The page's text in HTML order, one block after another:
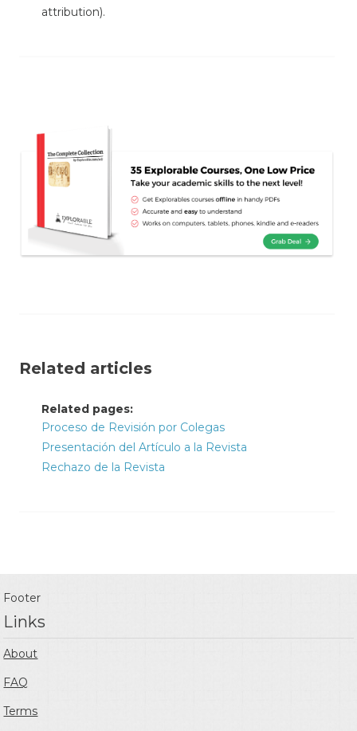
attribution).
Related articles
Related pages:
Proceso de Revisión por Colegas
Presentación del Artículo a la Revista
Rechazo de la Revista
Footer
Links
About
FAQ
Terms